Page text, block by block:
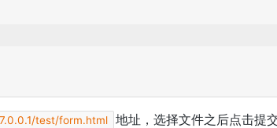
test/form.html
地址，选择文件之后点击提